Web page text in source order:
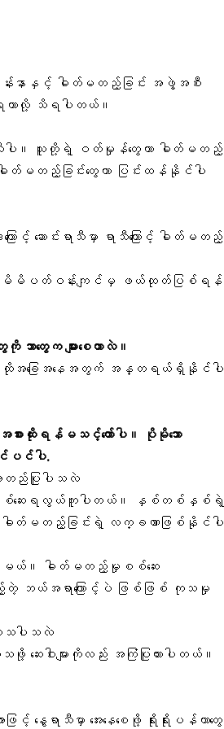
နာနှင့် ဓါတ်မတည့်ခြင်း အဖွဲ့အစီး
ြစ်ရတာလို့ သိရပါတယ်။
ရာသီပါ။ သူတို့ရဲ့ ဝတ်မှုန်တွေဟာ ဓါတ်မတည့်
ဓါတ်မတည့်ခြင်းတွေဟာ ပြင်းထန်နိုင်ပါ
ာင့် ဆောင်းရာသီမှာ ရာသီကြောင့် ဓါတ်မတည့်
ထက် မိမိပတ်ဝန်းကျင်မှ ဖယ်ထုတ်ပြစ်ရန်
ာတွေက များစေတာလဲ။
ာ့ ထိုအခြေအနေအတွက် အန္တရယ်ရှိနိုင်ပါ
အစားထိုးရန်မသင့်တော်ပါ။ ပိုမိုသော
ပင်ပါ.
တည်ပြုပါသလဲ
ထက် စစ်ဆေးရလွယ်ကူပါတယ်။ နှစ်တစ်နှစ်ရဲ့
ါတ်မတည့်ခြင်းရဲ့ လက္ခဏာဖြစ်နိုင်ပါ
လိမ့်မယ်။ ဓါတ်မတည့်မှုစစ်ဆေး
ည့်တဲ့ ဘယ်အရာကြောင့်ပဲ ဖြစ်ဖြစ် ကုသမှု
သပါသလဲ
ဆေးဝါးများကိုလည်း အကြံပြုထားပါတယ်။
ဖြင့် နွေရာသီမှာ အေးနေစေဖို့ ရိုးရိုးပန်ကာတွေ